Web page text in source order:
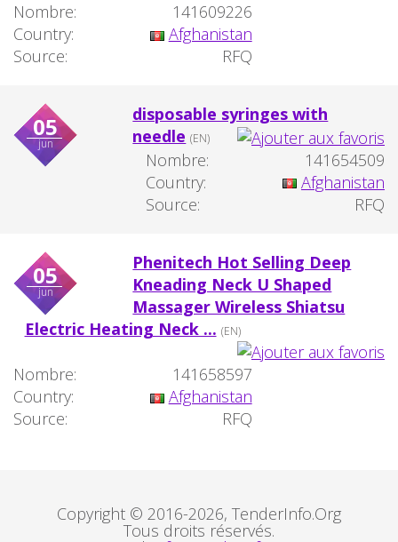
Nombre:
141609226
Country:
Afghanistan
Source:
RFQ
05
jun
disposable syringes with
needle (EN)
Nombre:
141654509
Country:
Afghanistan
Source:
RFQ
05
jun
Phenitech Hot Selling Deep
Kneading Neck U Shaped
Massager Wireless Shiatsu
Electric Heating Neck ... (EN)
Nombre:
141658597
Country:
Afghanistan
Source:
RFQ
Copyright © 2016-2026, TenderInfo.Org
Tous droits réservés.